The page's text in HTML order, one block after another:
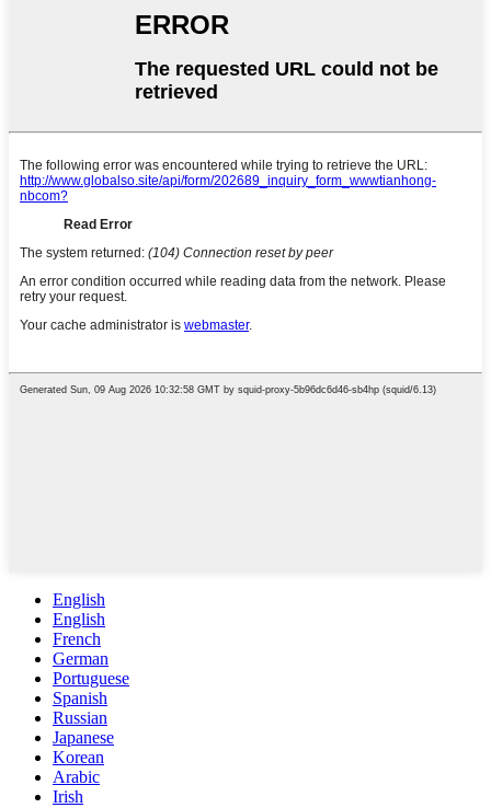
English
English
French
German
Portuguese
Spanish
Russian
Japanese
Korean
Arabic
Irish